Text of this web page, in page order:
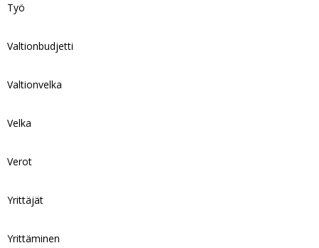
Työ
Valtionbudjetti
Valtionvelka
Velka
Verot
Yrittäjät
Yrittäminen